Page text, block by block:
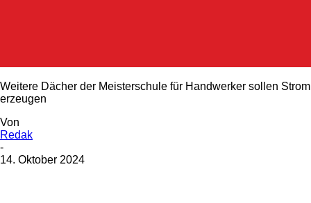
Weitere Dächer der Meisterschule für Handwerker sollen Strom
erzeugen
Von
Redak
-
14. Oktober 2024